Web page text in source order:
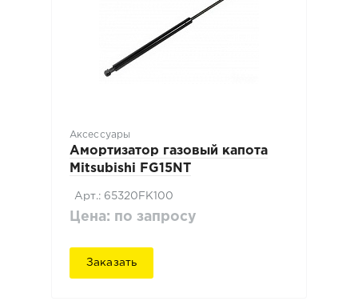
Аксессуары
Амортизатор газовый капота
Mitsubishi FG15NT
Арт.: 65320FK100
Цена: по запросу
Заказать